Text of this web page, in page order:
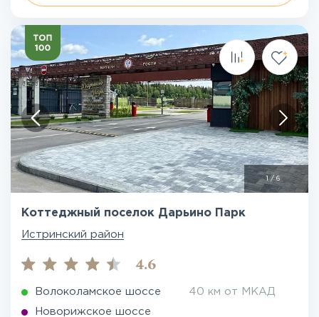
1/6
Коттеджный поселок Дарьино Парк
Истринский район
4.6
Волоколамское шоссе 40 км от МКАД
Новорижское шоссе